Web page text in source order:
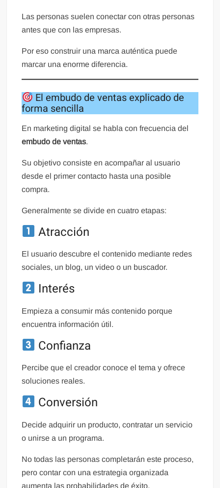
Las personas suelen conectar con otras personas
antes que con las empresas.
Por eso construir una marca auténtica puede
marcar una enorme diferencia.
El embudo de ventas explicado de
forma sencilla
En marketing digital se habla con frecuencia del
embudo de ventas.
Su objetivo consiste en acompañar al usuario
desde el primer contacto hasta una posible
compra.
Generalmente se divide en cuatro etapas:
Atracción
El usuario descubre el contenido mediante redes
sociales, un blog, un video o un buscador.
Interés
Empieza a consumir más contenido porque
encuentra información útil.
Confianza
Percibe que el creador conoce el tema y ofrece
soluciones reales.
Conversión
Decide adquirir un producto, contratar un servicio
o unirse a un programa.
No todas las personas completarán este proceso,
pero contar con una estrategia organizada
aumenta las probabilidades de éxito.